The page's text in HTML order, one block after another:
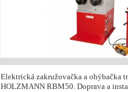
Elektrická zakružovačka a ohýbačka
HOLZMANN RBM50. Doprava a